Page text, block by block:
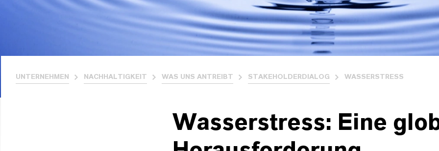
UNTERNEHMEN NACHHALTIGKEIT WAS UNS ANTREIBT STAKEHOLDERDIALOG WASSERSTRESS
Wasserstress: Eine